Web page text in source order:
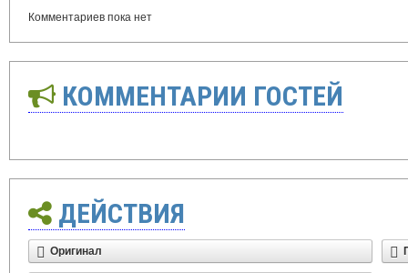
Комментариев пока нет
КОММЕНТАРИИ ГОСТЕЙ
ДЕЙСТВИЯ
Оригинал